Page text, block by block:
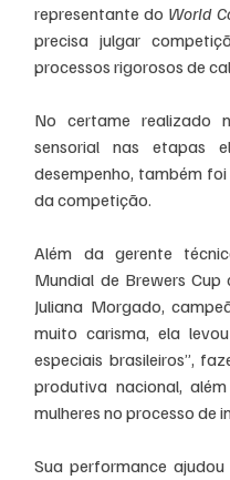
representante do World
precisa julgar
processos rigorosos de
No certame realizado
sensorial nas etapas
desempenho, também
da competição.
Além da gerente
Mundial de Brewers
Juliana Morgado,
muito carisma, ela
especiais brasileiros”,
produtiva nacional,
mulheres no processo de
Sua performance